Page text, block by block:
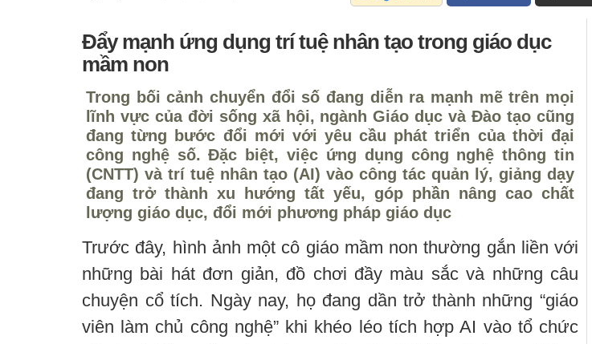
Đẩy mạnh ứng dụng trí tuệ nhân tạo trong giáo dục
mầm non
Trong bối cảnh chuyển đổi số đang diễn ra mạnh mẽ trên mọi
lĩnh vực của đời sống xã hội, ngành Giáo dục và Đào tạo cũng
đang từng bước đổi mới với yêu cầu phát triển của thời đại
công nghệ số. Đặc biệt, việc ứng dụng công nghệ thông tin
(CNTT) và trí tuệ nhân tạo (AI) vào công tác quản lý, giảng dạy
đang trở thành xu hướng tất yếu, góp phần nâng cao chất
lượng giáo dục, đổi mới phương pháp giáo dục
Trước đây, hình ảnh một cô giáo mầm non thường gắn liền với
những bài hát đơn giản, đồ chơi đầy màu sắc và những câu
chuyện cổ tích. Ngày nay, họ đang dần trở thành những “giáo
viên làm chủ công nghệ” khi khéo léo tích hợp AI vào tổ chức